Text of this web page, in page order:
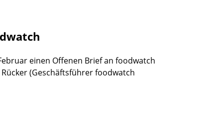
einen Offenen Brief an foodwatch
(Geschäftsführer foodwatch